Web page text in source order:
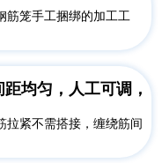
筋笼手工捆绑的加工工
均匀，人工可调，
拉紧不需搭接，缠绕筋间